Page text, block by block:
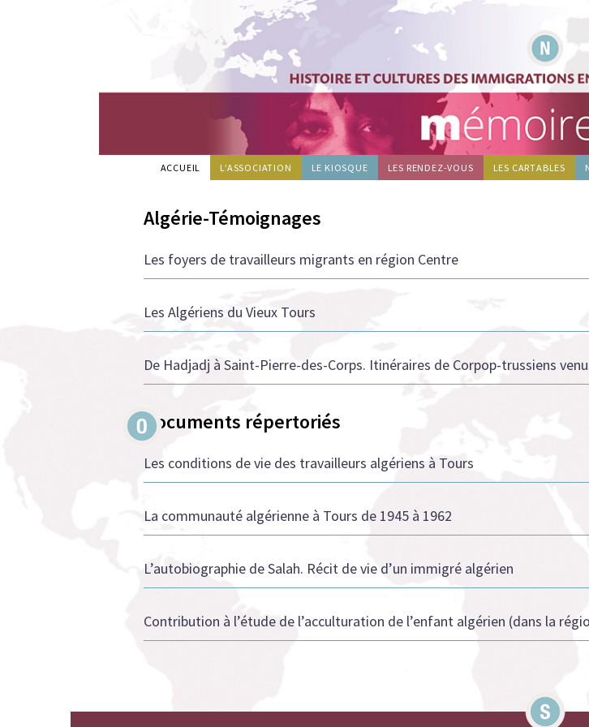
ACCUEIL L’ASSOCIATION LE KIOSQUE LES RENDEZ-VOUS LES CARTABLES
Algérie-Témoignages
Les foyers de travailleurs migrants en région Centre
Les Algériens du Vieux Tours
De Hadjadj à Saint-Pierre-des-Corps. Itinéraires de Corpop-trussiens
Documents répertoriés
Les conditions de vie des travailleurs algériens à Tours
La communauté algérienne à Tours de 1945 à 1962
L’autobiographie de Salah. Récit de vie d’un immigré algérien
Contribution à l’étude de l’acculturation de l’enfant algérien (dans la